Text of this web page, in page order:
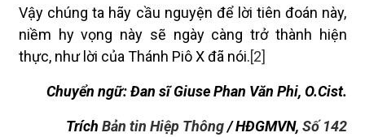
Vậy chúng ta hãy cầu nguyện để lời tiên đoán này,
niềm hy vọng này sẽ ngày càng trở thành hiện
thực, như lời của Thánh Piô X đã nói.[2]
Chuyển ngữ: Đan sĩ Giuse Phan Văn Phi, O.Cist.
Trích Bản tin Hiệp Thông/ HĐGMVN, Số 142